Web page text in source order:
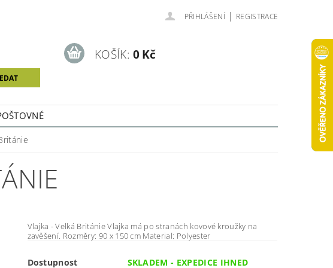
PŘIHLÁŠENÍ | REGISTRACE
KOŠÍK: 0 Kč
Vlajka - Velká Británie Vlajka má po stranách kovové kroužky na
zavěšení. Rozměry: 90 x 150 cm Material: Polyester
Dostupnost SKLADEM - EXPEDICE IHNED